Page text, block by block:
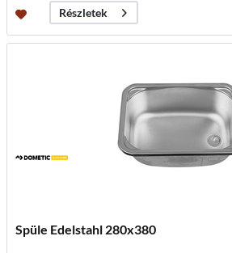
Részletek
Spüle Edelstahl 280x380